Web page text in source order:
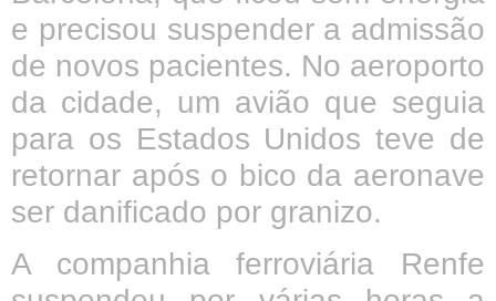
e precisou suspender a admissão
de novos pacientes. No aeroporto
da cidade, um avião que seguia
para os Estados Unidos teve de
retornar após o bico da aeronave
ser danificado por granizo.
A companhia ferroviária Renfe